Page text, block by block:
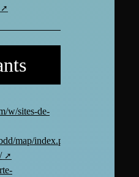
w/sites-de-
map/index.php